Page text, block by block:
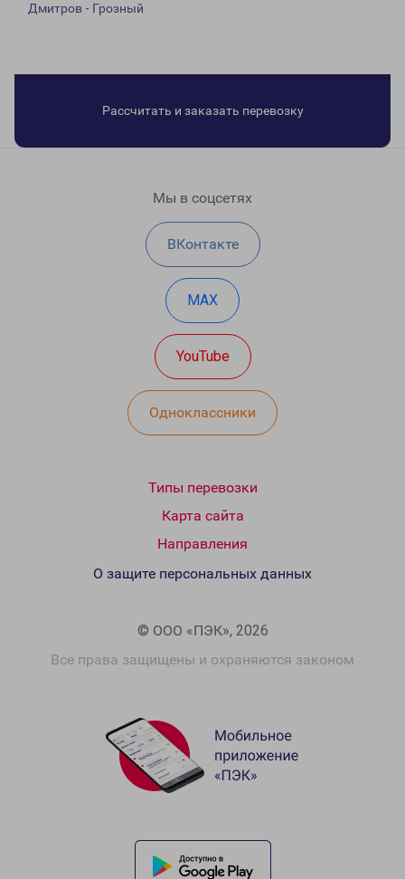
Дмитров - Грозный
Рассчитать и заказать перевозку
Мы в соцсетях
ВКонтакте
MAX
YouTube
Одноклассники
Типы перевозки
Карта сайта
Направления
© ООО «ПЭК», 2026
Все права защищены и охраняются законом
О защите персональных данных